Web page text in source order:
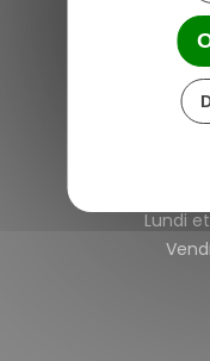
4
22980
Lundi